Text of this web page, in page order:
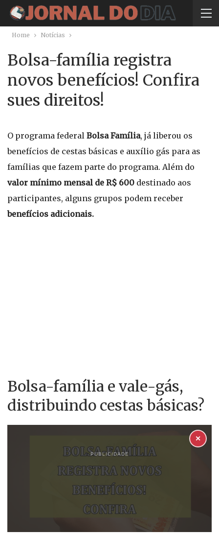
Home Notícias
Bolsa-família registra
novos benefícios! Confira
sues direitos!
O programa federal Bolsa Família, já liberou os
benefícios de cestas básicas e auxílio gás para as
famílias que fazem parte do programa. Além do
valor mínimo mensal de R$ 600 destinado aos
participantes, alguns grupos podem receber
benefícios adicionais.
Bolsa-família e vale-gás,
distribuindo cestas básicas?
PUBLICIDADE
✕